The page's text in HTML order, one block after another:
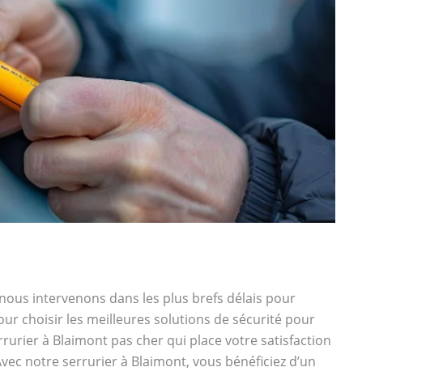
intervenons dans les plus brefs délais pour
choisir les meilleures solutions de sécurité pour
à Blaimont pas cher qui place votre satisfaction
notre serrurier à Blaimont, vous bénéficiez d’un